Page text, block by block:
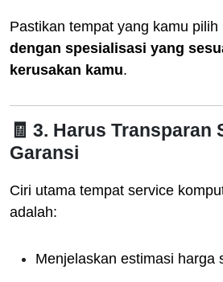
Pastikan tempat yang kamu pilih
dengan spesialisasi yang
kerusakan kamu.
🧾 3. Harus Transparan
Garansi
Ciri utama tempat service
adalah:
Menjelaskan estimasi harga